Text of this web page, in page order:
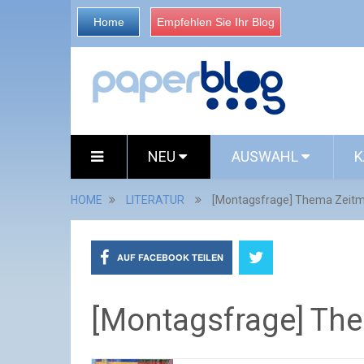
Home Empfehlen Sie Ihr Blog
NEU AUSWAHL
HOME LITERATUR [Montagsfrage] Thema
AUF FACEBOOK TEILEN
[Montagsfrage]